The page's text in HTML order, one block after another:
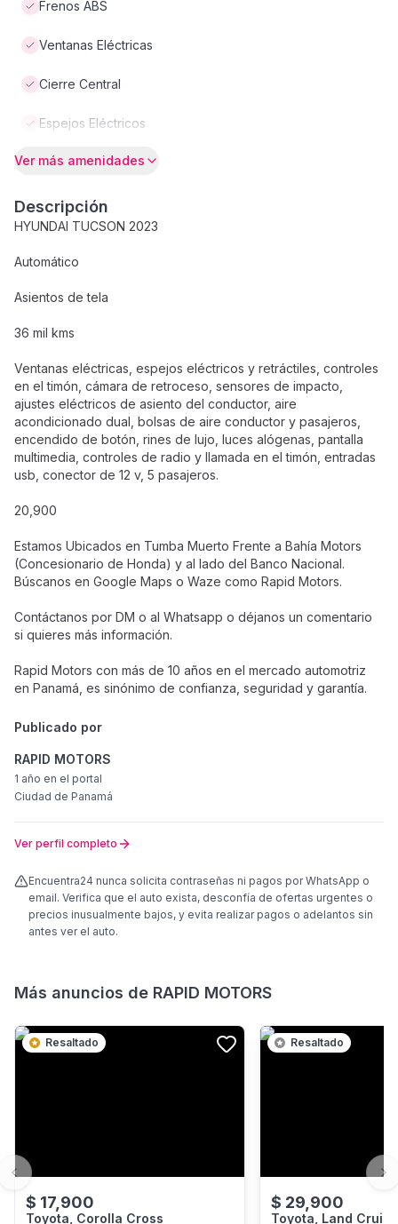
Frenos ABS
Ventanas Eléctricas
Cierre Central
Espejos Eléctricos
Ver más amenidades
Descripción
HYUNDAI TUCSON 2023
Automático
Asientos de tela
36 mil kms
Ventanas eléctricas, espejos eléctricos y retráctiles, controles
en el timón, cámara de retroceso, sensores de impacto,
ajustes eléctricos de asiento del conductor, aire
acondicionado dual, bolsas de aire conductor y pasajeros,
encendido de botón, rines de lujo, luces alógenas, pantalla
multimedia, controles de radio y llamada en el timón, entradas
usb, conector de 12 v, 5 pasajeros.
20,900
Estamos Ubicados en Tumba Muerto Frente a Bahía Motors
(Concesionario de Honda) y al lado del Banco Nacional.
Búscanos en Google Maps o Waze como Rapid Motors.
Contáctanos por DM o al Whatsapp o déjanos un comentario
si quieres más información.
Rapid Motors con más de 10 años en el mercado automotriz
en Panamá, es sinónimo de confianza, seguridad y garantía.
Publicado por
RAPID MOTORS
1 año en el portal
Ciudad de Panamá
Ver perfil completo
Encuentra24 nunca solicita contraseñas ni pagos por WhatsApp o
email. Verifica que el auto exista, desconfía de ofertas urgentes o
precios inusualmente bajos, y evita realizar pagos o adelantos sin
antes ver el auto.
Más anuncios de RAPID MOTORS
Resaltado
$ 17,900
Toyota, Corolla Cross
Resaltado
$ 29,900
Toyota, Land
Previous slide